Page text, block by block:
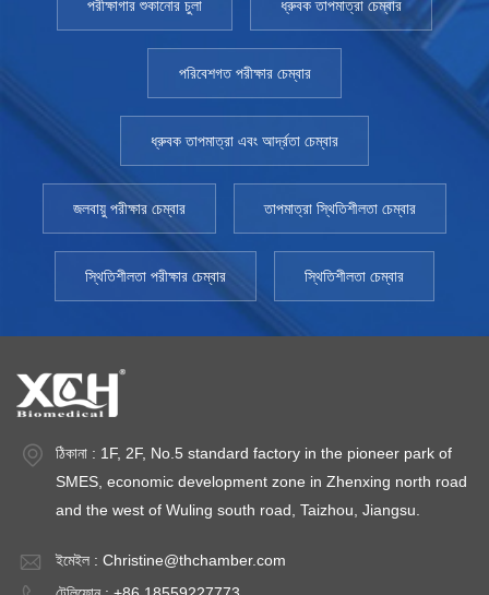
পরীক্ষাগার শুকানোর চুলা ধ্রুবক তাপমাত্রা চেম্বার
পরিবেশগত পরীক্ষার চেম্বার
ধ্রুবক তাপমাত্রা এবং আর্দ্রতা চেম্বার
জলবায়ু পরীক্ষার চেম্বার তাপমাত্রা স্থিতিশীলতা চেম্বার
স্থিতিশীলতা পরীক্ষার চেম্বার স্থিতিশীলতা চেম্বার
ঠিকানা : 1F, 2F, No.5 standard factory in the pioneer park of
SMES, economic development zone in Zhenxing north road
and the west of Wuling south road, Taizhou, Jiangsu.
ইমেইল : Christine@thchamber.com